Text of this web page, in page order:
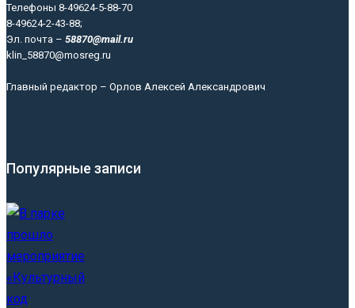
Телефоны 8-49624-5-88-70
8-49624-2-43-88;
Эл. почта – 58870@mail.ru
klin_58870@mosreg.ru
Главный редактор – Орлов Алексей Александрович
Популярные записи